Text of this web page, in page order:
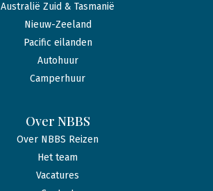
Australië Zuid & Tasmanië
Nieuw-Zeeland
Pacific eilanden
Autohuur
Camperhuur
Over NBBS
Over NBBS Reizen
Het team
Vacatures